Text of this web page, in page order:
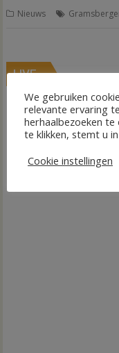
Nieuws
LIVE
We gebruiken
relevante ervaring
herhaalbezoeken
te klikken, stemt u
Cookie instellingen